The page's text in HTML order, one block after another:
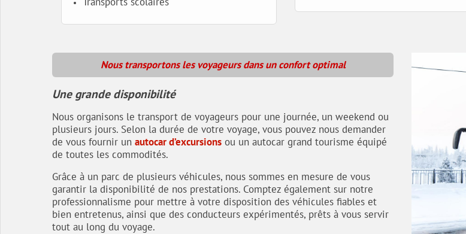
Nous transportons les voyageurs dans un confort optimal
Une grande disponibilité
Nous organisons le transport de voyageurs pour une journée, un weekend ou
plusieurs jours. Selon la durée de votre voyage, vous pouvez nous demander
de vous fournir un autocar d’excursions ou un autocar grand tourisme équipé
de toutes les commodités.
Grâce à un parc de plusieurs véhicules, nous sommes en mesure de vous
garantir la disponibilité de nos prestations. Comptez également sur notre
professionnalisme pour mettre à votre disposition des véhicules fiables et
bien entretenus, ainsi que des conducteurs expérimentés, prêts à vous servir
tout au long du voyage.